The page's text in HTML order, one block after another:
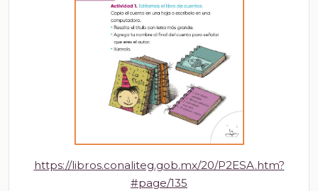
https://libros.conaliteg.gob.mx/20/P2ESA.htm?
#page/135